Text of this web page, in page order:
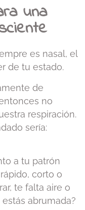
una
es nasal, el
de tu estado.
de
no
respiración.
sería:
a tu patrón
corto o
te falta aire o
abrumada?